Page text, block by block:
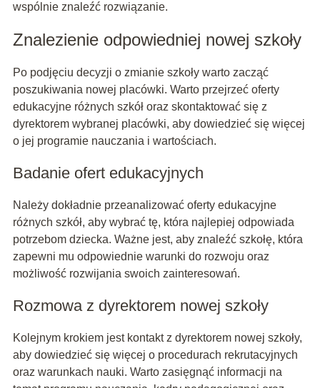
wspólnie znaleźć rozwiązanie.
Znalezienie odpowiedniej nowej szkoły
Po podjęciu decyzji o zmianie szkoły warto zacząć
poszukiwania nowej placówki. Warto przejrzeć oferty
edukacyjne różnych szkół oraz skontaktować się z
dyrektorem wybranej placówki, aby dowiedzieć się więcej
o jej programie nauczania i wartościach.
Badanie ofert edukacyjnych
Należy dokładnie przeanalizować oferty edukacyjne
różnych szkół, aby wybrać tę, która najlepiej odpowiada
potrzebom dziecka. Ważne jest, aby znaleźć szkołę, która
zapewni mu odpowiednie warunki do rozwoju oraz
możliwość rozwijania swoich zainteresowań.
Rozmowa z dyrektorem nowej szkoły
Kolejnym krokiem jest kontakt z dyrektorem nowej szkoły,
aby dowiedzieć się więcej o procedurach rekrutacyjnych
oraz warunkach nauki. Warto zasięgnąć informacji na